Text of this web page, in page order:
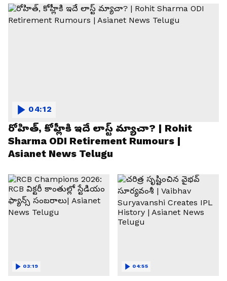
రోహిత్, కోహ్లీకి ఇదే లాస్ట్ మ్యాచా? | Rohit
Sharma ODI Retirement Rumours |
Asianet News Telugu
04:12
03:19 04:55